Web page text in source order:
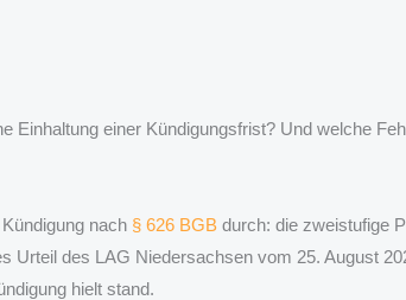
einer Kündigungsfrist? Und welche
nach § 626 BGB durch: die zweistufige
Urteil des LAG Niedersachsen vom 25. August
hielt stand.